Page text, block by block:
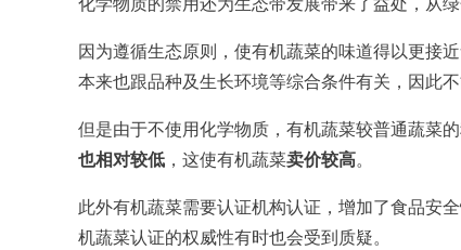
因为遵循生态原则，使有机蔬菜的味道得以更接
本来也跟品种及生长环境等综合条件有关，因此不
但是由于不使用化学物质，有机蔬菜较普通蔬菜
也相对较低 ，这使有机蔬菜卖价较高。
此外有机蔬菜需要认证机构认证，增加了食品安
机蔬菜认证的权威性有时也会受到质疑。